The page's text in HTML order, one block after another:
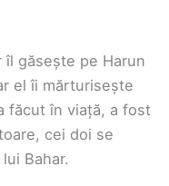
îl găsește pe Harun
el îi mărturisește
făcut în viață, a fost
cei doi se
Bahar.